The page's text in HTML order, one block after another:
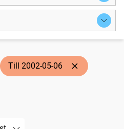
Till 2002-05-06